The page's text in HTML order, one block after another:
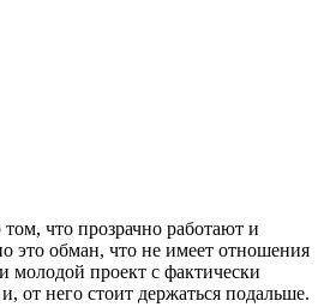
что прозрачно работают и
это обман, что не имеет отношения
молодой проект с фактически
от него стоит держаться подальше.